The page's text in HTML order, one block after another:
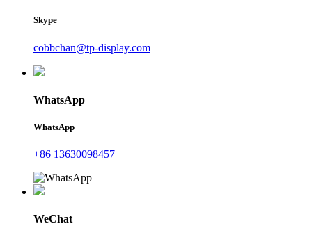
Skype
cobbchan@tp-display.com
WhatsApp
WhatsApp
+86 13630098457
WeChat